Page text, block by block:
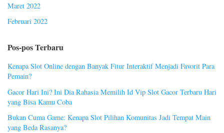
Maret 2022
Februari 2022
Pos-pos Terbaru
Kenapa Slot Online dengan Banyak Fitur Interaktif Menjadi Favorit Para
Pemain?
Gacor Hari Ini? Ini Dia Rahasia Memilih Id Vip Slot Gacor Terbaru Hari
yang Bisa Kamu Coba
Bukan Cuma Game: Kenapa Slot Pilihan Komunitas Jadi Tempat Main
yang Beda Rasanya?